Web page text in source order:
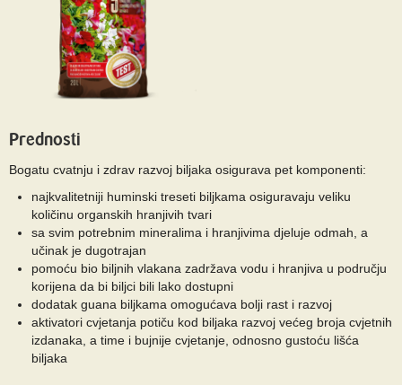
Prednosti
Bogatu cvatnju i zdrav razvoj biljaka osigurava pet komponenti:
najkvalitetniji huminski treseti biljkama osiguravaju veliku
količinu organskih hranjivih tvari
sa svim potrebnim mineralima i hranjivima djeluje odmah, a
učinak je dugotrajan
pomoću bio biljnih vlakana zadržava vodu i hranjiva u području
korijena da bi biljci bili lako dostupni
dodatak guana biljkama omogućava bolji rast i razvoj
aktivatori cvjetanja potiču kod biljaka razvoj većeg broja cvjetnih
izdanaka, a time i bujnije cvjetanje, odnosno gustoću lišća
biljaka